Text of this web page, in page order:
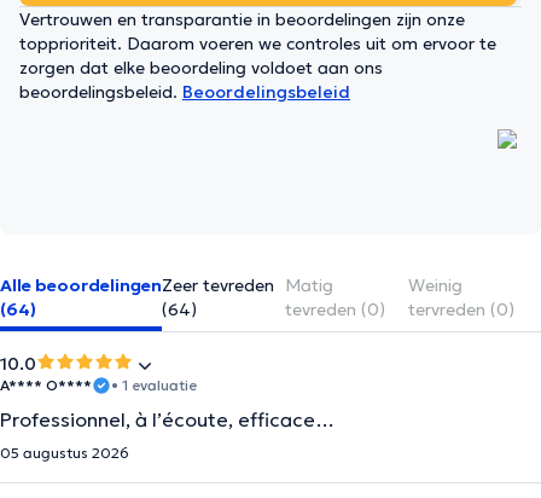
Vertrouwen en transparantie in beoordelingen zijn onze
topprioriteit. Daarom voeren we controles uit om ervoor te
zorgen dat elke beoordeling voldoet aan ons
beoordelingsbeleid. Beoordelingsbeleid
Alle beoordelingen
(64)
Zeer tevreden
(64)
Matig
tevreden (0)
Weinig
tervreden (0)
10.0
A**** O**** • 1 evaluatie
Professionnel, à l’écoute, efficace…
05 augustus 2026